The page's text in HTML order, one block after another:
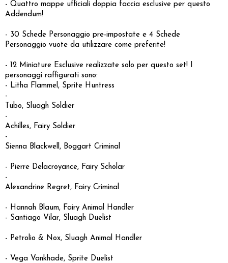
- Quattro mappe ufficiali doppia faccia esclusive per questo
Addendum!
- 30 Schede Personaggio pre-impostate e 4 Schede
Personaggio vuote da utilizzare come preferite!
- 12 Miniature Esclusive realizzate solo per questo set! I
personaggi raffigurati sono:
- Litha Flammel, Sprite Huntress
-
Tubo, Sluagh Soldier
-
Achilles, Fairy Soldier
-
Sienna Blackwell, Boggart Criminal
- Pierre Delacroyance, Fairy Scholar
-
Alexandrine Regret, Fairy Criminal
- Hannah Blaum, Fairy Animal Handler
- Santiago Vilar, Sluagh Duelist
- Petrolio & Nox, Sluagh Animal Handler
- Vega Vankhade, Sprite Duelist